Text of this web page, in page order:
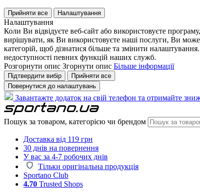
Прийняти все Налаштування
Налаштування
Коли Ви відвідуєте веб-сайт або використовуєте
вирішувати, як Ви використовуєте наші послуги, Ви
категорій, щоб дізнатися більше та змінити
недоступності певних функцій наших служб.
Розгорнути опис Згорнути опис Більше інформації
Підтвердити вибір
Прийняти все
Повернутися до налаштувань
Завантажте додаток на свій телефон та отримайте
Пошук за товаром, категорією чи брендом
Доставка від 119 грн
30 днів на повернення
У вас за 4-7 робочих днів
Тільки оригінальна продукція
Sportano Club
4.70 Trusted Shops